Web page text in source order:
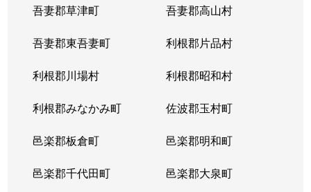
吾妻郡草津町 吾妻郡高山村
吾妻郡東吾妻町 利根郡片品村
利根郡川場村 利根郡昭和村
利根郡みなかみ町 佐波郡玉村町
邑楽郡板倉町 邑楽郡明和町
邑楽郡千代田町 邑楽郡大泉町